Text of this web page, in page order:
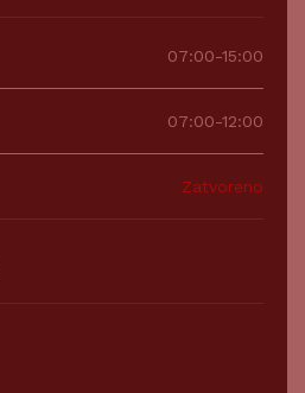
07:00-15:00
07:00-12:00
Zatvoreno